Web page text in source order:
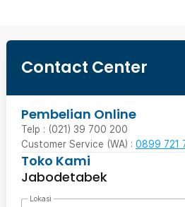
Contact Center
Pembelian Online
Telp : (021) 39 700 200
Customer Service (WA) : 0899 721
Toko Kami
Jabodetabek
Lokasi